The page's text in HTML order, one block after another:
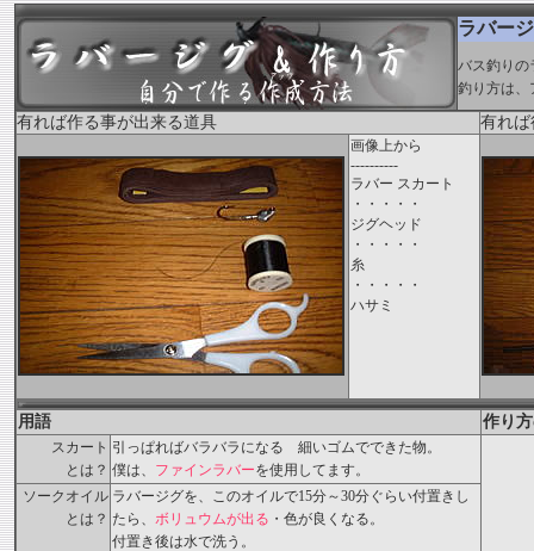
ラバー
バス釣りの
釣り方は、
有れば作る事が出来る道具 有れば
画像上から
----------
ラバー スカート
・・・・・
ジグヘッド
・・・・・
糸
・・・・・
ハサミ
用語 作り
スカート
とは？
引っぱればバラバラになる 細いゴムでできた物。
僕は、
ファインラバーを使用してます。
ソークオイル
とは？
ラバージグを、このオイルで15分～30分ぐらい付置きし
たら、 ボリュウムが出る ・色が良くなる。
付置き後は水で洗う。